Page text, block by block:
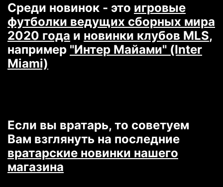
Среди новинок - это игровые
футболки ведущих сборных мира
2020 года и новинки клубов MLS,
например "Интер Майами" (Inter
Miami)
Если вы вратарь, то советуем
Вам взглянуть на последние
вратарские новинки нашего
магазина